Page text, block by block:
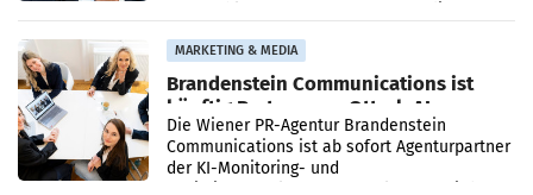
MARKETING & MEDIA
Brandenstein Communications ist
künftig Partner von OtterlyAI
Die Wiener PR-Agentur Brandenstein
Communications ist ab sofort Agenturpartner
der KI-Monitoring- und